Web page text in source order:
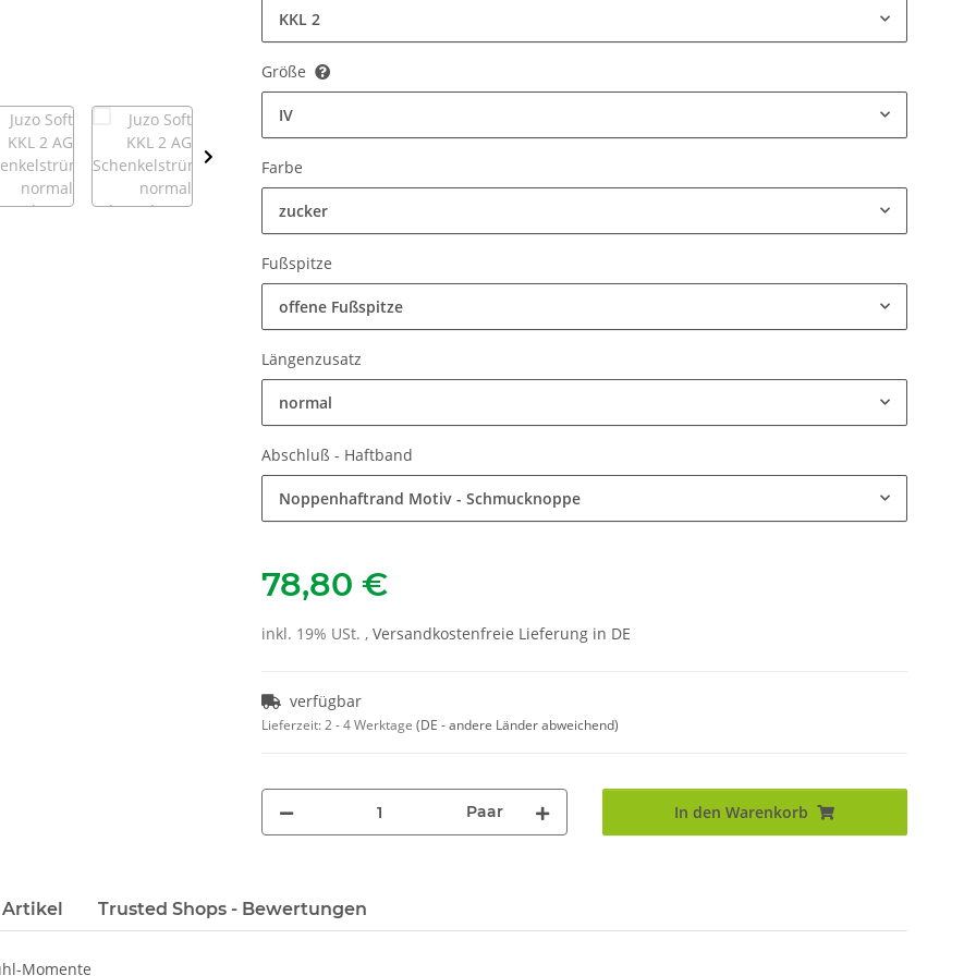
KKL 2
Größe
IV
Farbe
zucker
Fußspitze
offene Fußspitze
Längenzusatz
normal
Abschluß - Haftband
Noppenhaftrand Motiv - Schmucknoppe
78,80 €
inkl. 19% USt. , Versandkostenfreie Lieferung in DE
verfügbar
Lieferzeit:2 - 4 Werktage (DE - andere Länder abweichend)
Paar In den Warenkorb
Trusted Shops - Bewertungen
Momente